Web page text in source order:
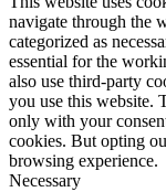
navigate through the
categorized as
essential for the
also use third-party
you use this website.
only with your
cookies. But opting
browsing experience.
Necessary